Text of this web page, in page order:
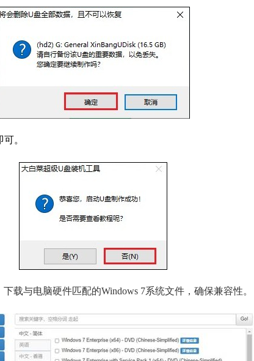
。
载与电脑硬件匹配的Windows 7系统文件，确保兼容性。